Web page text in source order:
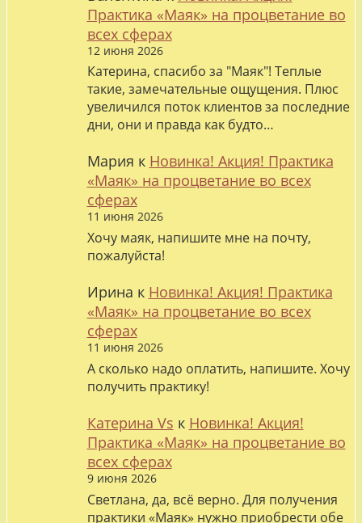
Практика «Маяк» на процветание во
всех сферах
12 июня 2026
Катерина, спасибо за "Маяк"! Теплые
такие, замечательные ощущения. Плюс
увеличился поток клиентов за последние
дни, они и правда как будто…
Мария к Новинка! Акция! Практика
«Маяк» на процветание во всех
сферах
11 июня 2026
Хочу маяк, напишите мне на почту,
пожалуйста!
Ирина к Новинка! Акция! Практика
«Маяк» на процветание во всех
сферах
11 июня 2026
А сколько надо оплатить, напишите. Хочу
получить практику!
Катерина Vs к Новинка! Акция!
Практика «Маяк» на процветание во
всех сферах
9 июня 2026
Светлана, да, всё верно. Для получения
практики «Маяк» нужно приобрести обе